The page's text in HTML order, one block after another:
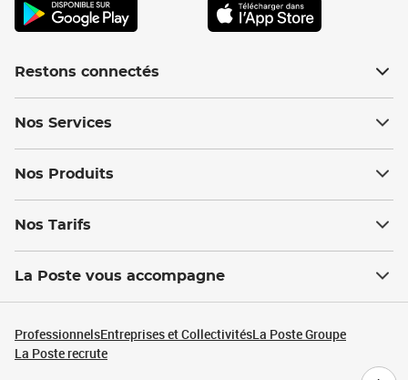
Restons connectés
Nos Services
Nos Produits
Nos Tarifs
La Poste vous accompagne
ProfessionnelsEntreprises et CollectivitésLa Poste Groupe
La Poste recrute